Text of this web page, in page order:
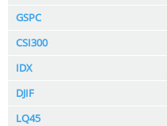
GSPC
CSI300
IDX
DJIF
LQ45